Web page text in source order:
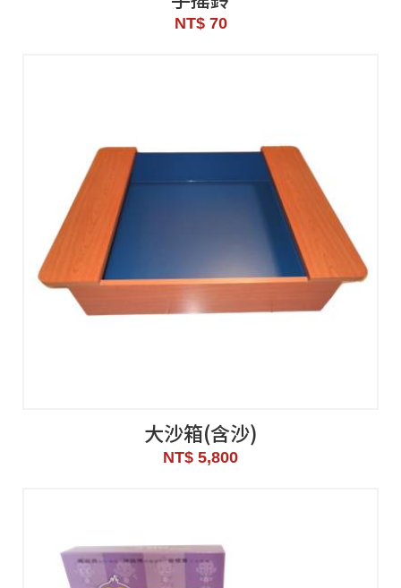
NT$ 70
大沙箱(含沙)
NT$ 5,800